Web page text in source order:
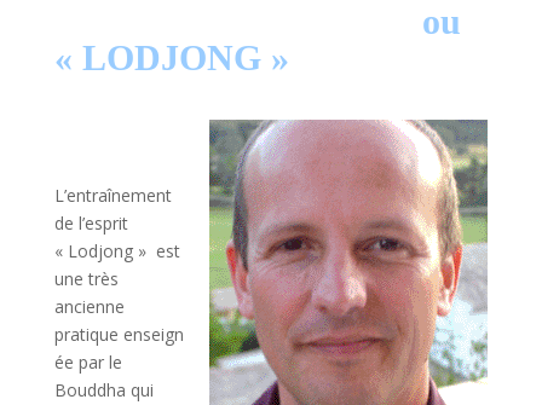
ou
« LODJONG »
L’entraînement
de l’esprit
« Lodjong » est
une très
ancienne
pratique enseign
ée par le
Bouddha qui